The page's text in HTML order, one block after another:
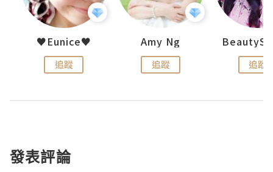
♥Eunice♥
追蹤
Amy Ng
追蹤 追蹤
發表評論